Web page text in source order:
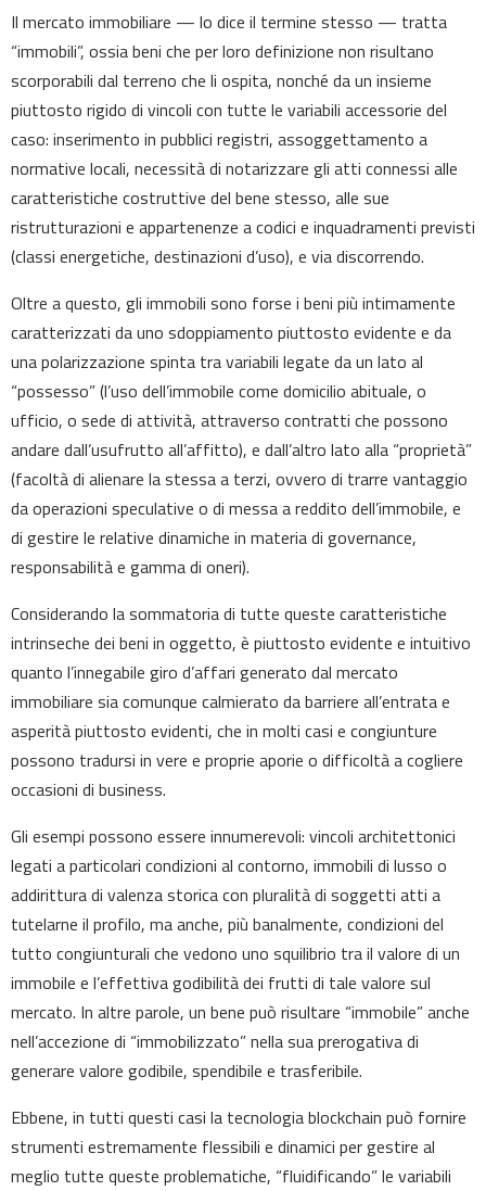
Il mercato immobiliare — lo dice il termine stesso — tratta
“immobili”, ossia beni che per loro definizione non risultano
scorporabili dal terreno che li ospita, nonché da un insieme
piuttosto rigido di vincoli con tutte le variabili accessorie del
caso: inserimento in pubblici registri, assoggettamento a
normative locali, necessità di notarizzare gli atti connessi alle
caratteristiche costruttive del bene stesso, alle sue
ristrutturazioni e appartenenze a codici e inquadramenti previsti
(classi energetiche, destinazioni d’uso), e via discorrendo.
Oltre a questo, gli immobili sono forse i beni più intimamente
caratterizzati da uno sdoppiamento piuttosto evidente e da
una polarizzazione spinta tra variabili legate da un lato al
“possesso” (l’uso dell’immobile come domicilio abituale, o
ufficio, o sede di attività, attraverso contratti che possono
andare dall’usufrutto all’affitto), e dall’altro lato alla “proprietà”
(facoltà di alienare la stessa a terzi, ovvero di trarre vantaggio
da operazioni speculative o di messa a reddito dell’immobile, e
di gestire le relative dinamiche in materia di governance,
responsabilità e gamma di oneri).
Considerando la sommatoria di tutte queste caratteristiche
intrinseche dei beni in oggetto, è piuttosto evidente e intuitivo
quanto l’innegabile giro d’affari generato dal mercato
immobiliare sia comunque calmierato da barriere all’entrata e
asperità piuttosto evidenti, che in molti casi e congiunture
possono tradursi in vere e proprie aporie o difficoltà a cogliere
occasioni di business.
Gli esempi possono essere innumerevoli: vincoli architettonici
legati a particolari condizioni al contorno, immobili di lusso o
addirittura di valenza storica con pluralità di soggetti atti a
tutelarne il profilo, ma anche, più banalmente, condizioni del
tutto congiunturali che vedono uno squilibrio tra il valore di un
immobile e l’effettiva godibilità dei frutti di tale valore sul
mercato. In altre parole, un bene può risultare “immobile” anche
nell’accezione di “immobilizzato” nella sua prerogativa di
generare valore godibile, spendibile e trasferibile.
Ebbene, in tutti questi casi la tecnologia blockchain può fornire
strumenti estremamente flessibili e dinamici per gestire al
meglio tutte queste problematiche, “fluidificando” le variabili